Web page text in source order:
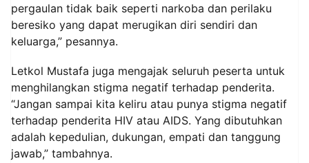
pergaulan tidak baik seperti narkoba dan perilaku
beresiko yang dapat merugikan diri sendiri dan
keluarga,” pesannya.
Letkol Mustafa juga mengajak seluruh peserta untuk
menghilangkan stigma negatif terhadap penderita.
“Jangan sampai kita keliru atau punya stigma negatif
terhadap penderita HIV atau AIDS. Yang dibutuhkan
adalah kepedulian, dukungan, empati dan tanggung
jawab,” tambahnya.